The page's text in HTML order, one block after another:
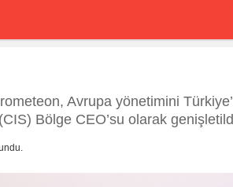
Avrupa yönetimini
Bölge CEO’su olarak